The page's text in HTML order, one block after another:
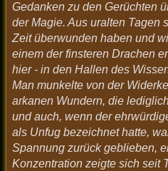
Gedanken zu den Gerüchten
der Magie. Aus uralten Tagen
Zeit überwunden haben und
einem der finsteren Drachen
hier - in den Hallen des
Man munkelte von der
arkanen Wundern, die
und auch, wenn der
als Unfug bezeichnet hatte,
Spannung zurück geblieben,
Konzentration zeigte sich seit